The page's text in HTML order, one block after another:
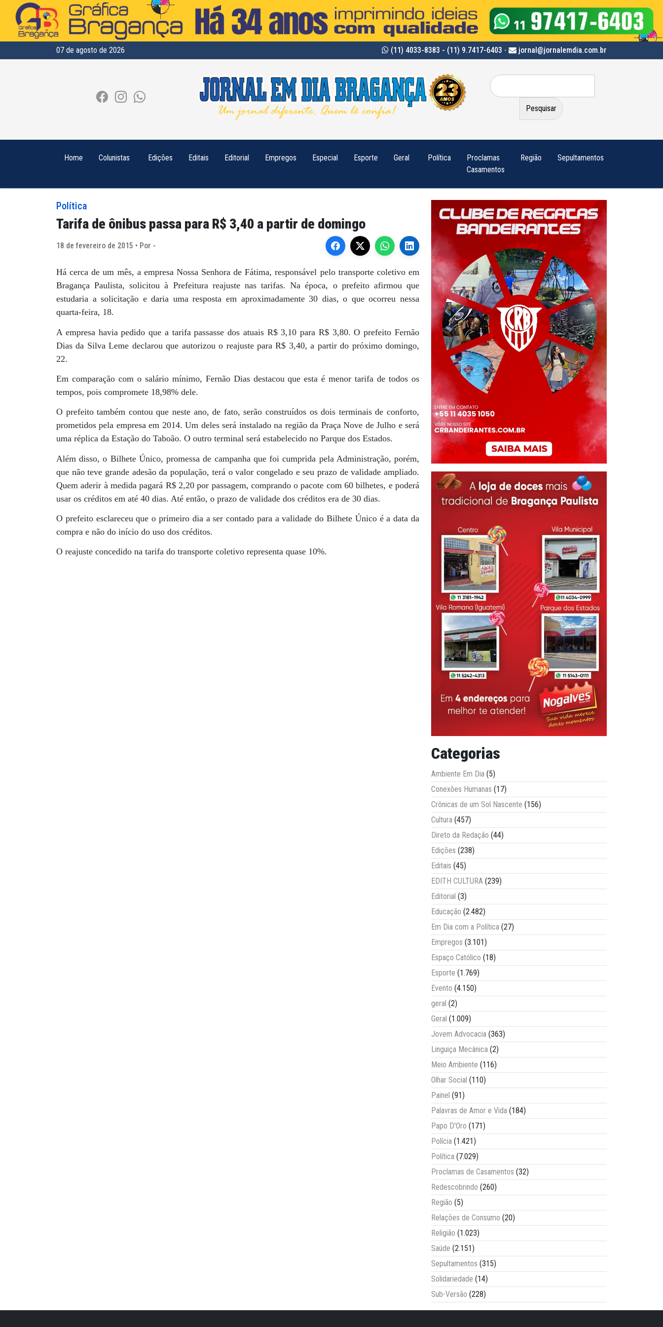
07 de agosto de 2026 (11) 4033-8383 - (11) 9.7417-6403 - jornal@jornalemdia.com.br
Pesquisar
por:
Home Colunistas Edições Editais Editorial Empregos Especial Esporte Geral Política
Proclamas
Casamentos
Região Sepultamentos
Política
Tarifa de ônibus passa para R$ 3,40 a partir de domingo
18 de fevereiro de 2015 • Por -
Há cerca de um mês, a empresa Nossa Senhora de Fátima, responsável pelo transporte coletivo em
Bragança Paulista, solicitou à Prefeitura reajuste nas tarifas. Na época, o prefeito afirmou que
estudaria a solicitação e daria uma resposta em aproximadamente 30 dias, o que ocorreu nessa
quarta-feira, 18.
A empresa havia pedido que a tarifa passasse dos atuais R$ 3,10 para R$ 3,80. O prefeito Fernão
Dias da Silva Leme declarou que autorizou o reajuste para R$ 3,40, a partir do próximo domingo,
22.
Em comparação com o salário mínimo, Fernão Dias destacou que esta é menor tarifa de todos os
tempos, pois compromete 18,98% dele.
O prefeito também contou que neste ano, de fato, serão construídos os dois terminais de conforto,
prometidos pela empresa em 2014. Um deles será instalado na região da Praça Nove de Julho e será
uma réplica da Estação do Taboão. O outro terminal será estabelecido no Parque dos Estados.
Além disso, o Bilhete Único, promessa de campanha que foi cumprida pela Administração, porém,
que não teve grande adesão da população, terá o valor congelado e seu prazo de validade ampliado.
Quem aderir à medida pagará R$ 2,20 por passagem, comprando o pacote com 60 bilhetes, e poderá
usar os créditos em até 40 dias. Até então, o prazo de validade dos créditos era de 30 dias.
O prefeito esclareceu que o primeiro dia a ser contado para a validade do Bilhete Único é a data da
compra e não do início do uso dos créditos.
O reajuste concedido na tarifa do transporte coletivo representa quase 10%.
Categorias
Ambiente Em Dia (5)
Conexões Humanas (17)
Crônicas de um Sol Nascente (156)
Cultura (457)
Direto da Redação (44)
Edições (238)
Editais (45)
EDITH CULTURA (239)
Editorial (3)
Educação (2.482)
Em Dia com a Política (27)
Empregos (3.101)
Espaço Católico (18)
Esporte (1.769)
Evento (4.150)
geral (2)
Geral (1.009)
Jovem Advocacia (363)
Linguiça Mecânica (2)
Meio Ambiente (116)
Olhar Social (110)
Painel (91)
Palavras de Amor e Vida (184)
Papo D'Oro (171)
Polícia (1.421)
Política (7.029)
Proclamas de Casamentos (32)
Redescobrindo (260)
Região (5)
Relações de Consumo (20)
Religião (1.023)
Saúde (2.151)
Sepultamentos (315)
Solidariedade (14)
Sub-Versão (228)